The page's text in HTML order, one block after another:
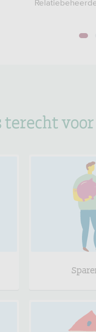
1
terecht voor